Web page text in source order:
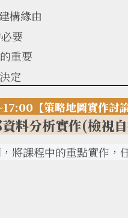
構緣由
要
重要
定
【策略地圖實作討論
料分析實作(檢視
將課程中的重點實作，